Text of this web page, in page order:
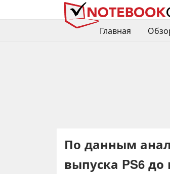
Главная
По данным
выпуска PS6 до